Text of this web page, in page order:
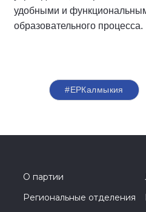
удобными и
образовательного процесса.
#ЕРКалмыкия
О партии
Региональные отделения